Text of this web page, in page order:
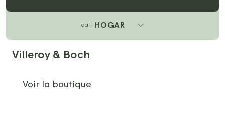
cat. HOGAR
Villeroy & Boch
Voir la boutique